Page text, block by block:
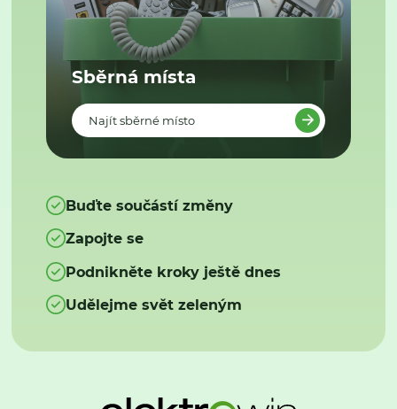
Sběrná místa
Najít sběrné místo
Buďte součástí změny
Zapojte se
Podnikněte kroky ještě dnes
Udělejme svět zeleným